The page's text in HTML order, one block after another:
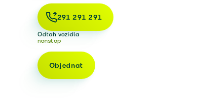
291 291 291
Odtah vozidla
nonstop
Objednat